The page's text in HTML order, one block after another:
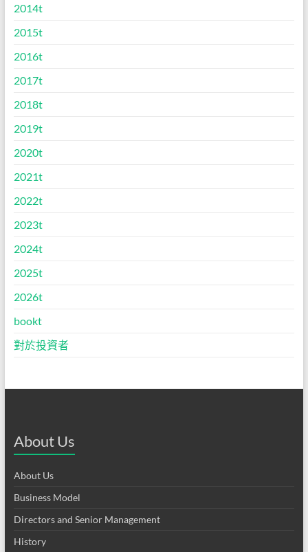
2014t
2015t
2016t
2017t
2018t
2019t
2020t
2021t
2022t
2023t
2024t
2025t
2026t
bookt
對於投資者
About Us
About Us
Business Model
Directors and Senior Management
History